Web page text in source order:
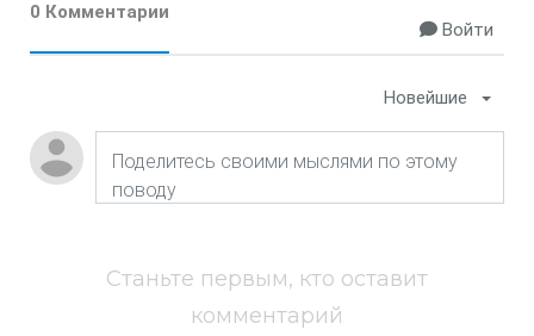
0 Комментарии
Войти
Новейшие
Станьте первым, кто оставит
комментарий